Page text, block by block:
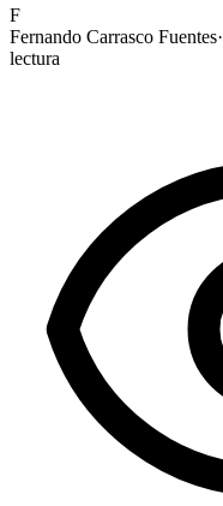
F
Fernando Carrasco Fuentes·
lectura